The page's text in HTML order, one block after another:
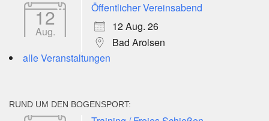
12
Aug.
Öffentlicher Vereinsabend
12 Aug. 26
Bad Arolsen
alle Veranstaltungen
RUND UM DEN BOGENSPORT: